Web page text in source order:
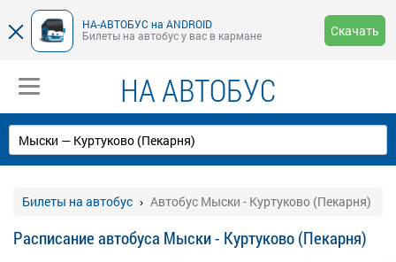
НА-АВТОБУС на ANDROID
Билеты на автобус у вас в кармане
Скачать
НА АВТОБУС
Билеты на автобус Автобус Мыски - Куртуково (Пекарня)
Расписание автобуса Мыски - Куртуково (Пекарня)